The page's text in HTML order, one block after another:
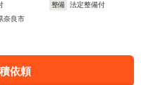
整備
法定整備付
奈良市
依頼